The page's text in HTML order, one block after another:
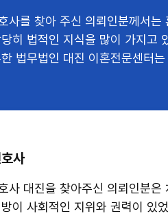
사를 찾아 주신 의뢰인분께서는
히 법적인 지식을 많이 가지고
법무법인 대진 이혼전문센터
사
사 대진을 찾아주신 의뢰인분
이 사회적인 지위와 권력이 있